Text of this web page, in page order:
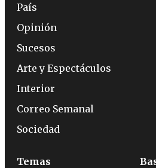
País
Opinión
Sucesos
Arte y Espectáculos
Interior
Correo Semanal
Sociedad
Temas